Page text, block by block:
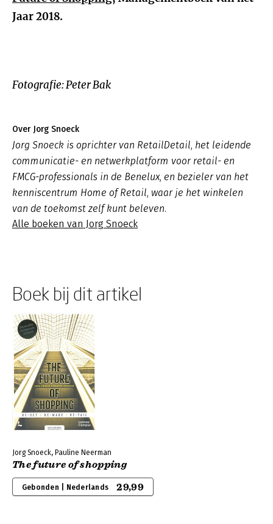
Jaar 2018.
Fotografie: Peter Bak
Over Jorg Snoeck
Jorg Snoeck is oprichter van RetailDetail, het leidende
communicatie- en netwerkplatform voor retail- en
FMCG-professionals in de Benelux, en bezieler van het
kenniscentrum Home of Retail, waar je het winkelen
van de toekomst zelf kunt beleven.
Alle boeken van Jorg Snoeck
Boek bij dit artikel
Jorg Snoeck, Pauline Neerman
The future of shopping
Gebonden | Nederlands 29,99